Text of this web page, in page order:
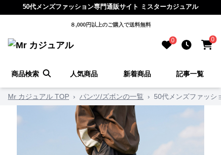
50代メンズファッション専門通販サイト ミスターカジュアル
８,000円以上のご購入で送料無料
0 0
商品検索 人気商品 新着商品 記事一覧
Mr カジュアル TOP › パンツ/ズボンの一覧 › 50代メンズファッシ